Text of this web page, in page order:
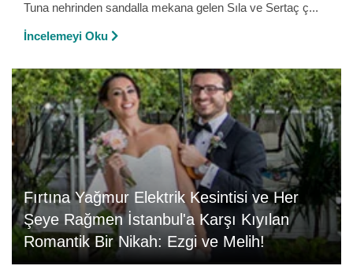
Tuna nehrinden sandalla mekana gelen Sıla ve Sertaç ç...
İncelemeyi Oku
Fırtına Yağmur Elektrik Kesintisi ve Her
Şeye Rağmen İstanbul'a Karşı Kıyılan
Romantik Bir Nikah: Ezgi ve Melih!